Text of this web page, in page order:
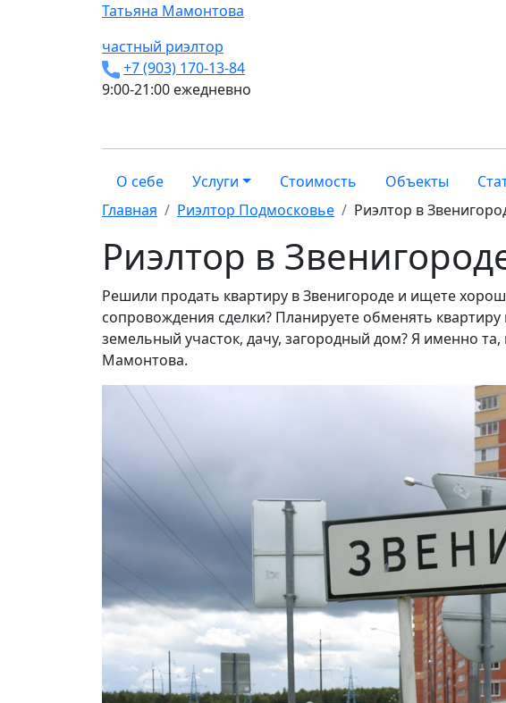
Татьяна Мамонтова
частный риэлтор
+7 (903) 170-13-84
9:00-21:00 ежедневно
О себе Услуги Стоимость Объекты
Главная
Риэлтор Подмосковье Риэлтор в
Риэлтор в
Решили продать квартиру в Звенигороде и ищете
сопровождения сделки? Планируете обменять
земельный участок, дачу, загородный дом? Я именно
Мамонтова.